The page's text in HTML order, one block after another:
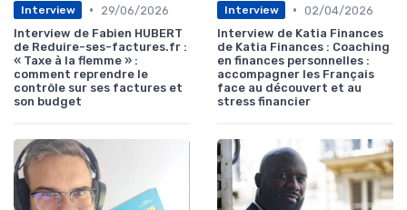
Interview •
29/06/2026
Interview de Fabien HUBERT
de Reduire-ses-factures.fr :
« Taxe à la flemme » :
comment reprendre le
contrôle sur ses factures et
son budget
Interview • 02/04/2026
Interview de Katia Finances
de Katia Finances : Coaching
en finances personnelles :
accompagner les Français
face au découvert et au
stress financier